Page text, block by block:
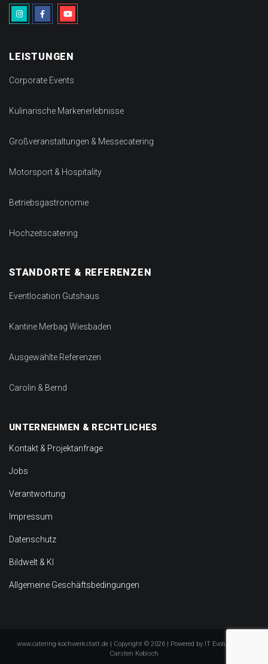
LEISTUNGEN
Corporate Events
Kulinarische Markenerlebnisse
Großveranstaltungen & Messecatering
Motorsport & Hospitality
Betriebsgastronomie
Hochzeitscatering
STANDORTE & REFERENZEN
Eventlocation Gutshaus
Kantine Merbag Wiesbaden
Ausgewählte Referenzen
Carolin & Bernd
UNTERNEHMEN & RECHTLICHES
Kontakt & Projektanfrage
Jobs
Verantwortung
Impressum
Datenschutz
Bildwelt & KI
Allgemeine Geschäftsbedingungen
www.catering-kochwerkstatt.de| Copyright © 2026 | Powered by IT Evolution 24 |
Carsten Kobisch